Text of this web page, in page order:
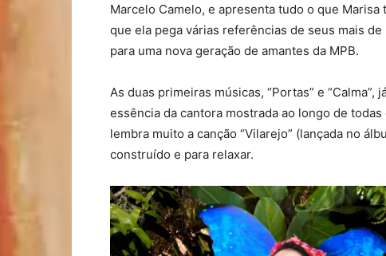
Marcelo Camelo, e apresenta tudo o que
que ela pega várias referências de seus mais
para uma nova geração de amantes da MPB.
As duas primeiras músicas, “Portas” e
essência da cantora mostrada ao longo de
lembra muito a canção “Vilarejo” (lançada no
construído e para relaxar.